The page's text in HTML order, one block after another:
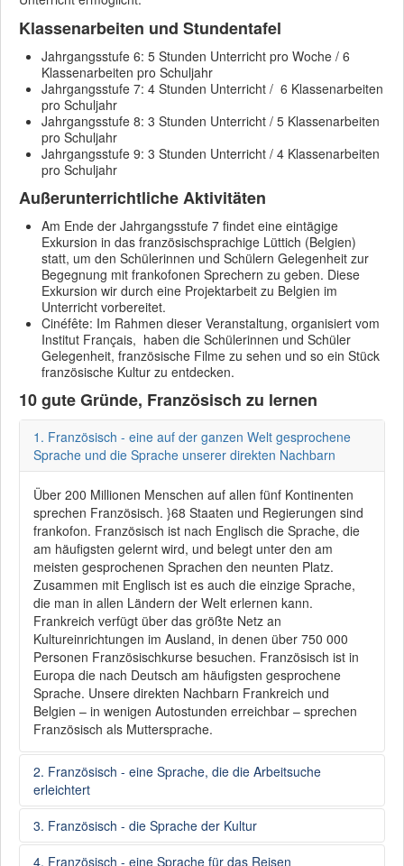
Klassenarbeiten und Stundentafel
Jahrgangsstufe 6: 5 Stunden Unterricht pro Woche / 6
Klassenarbeiten pro Schuljahr
Jahrgangsstufe 7: 4 Stunden Unterricht / 6 Klassenarbeiten
pro Schuljahr
Jahrgangsstufe 8: 3 Stunden Unterricht / 5 Klassenarbeiten
pro Schuljahr
Jahrgangsstufe 9: 3 Stunden Unterricht / 4 Klassenarbeiten
pro Schuljahr
Außerunterrichtliche Aktivitäten
Am Ende der Jahrgangsstufe 7 findet eine eintägige
Exkursion in das französischsprachige Lüttich (Belgien)
statt, um den Schülerinnen und Schülern Gelegenheit zur
Begegnung mit frankofonen Sprechern zu geben. Diese
Exkursion wir durch eine Projektarbeit zu Belgien im
Unterricht vorbereitet.
Cinéfête: Im Rahmen dieser Veranstaltung, organisiert vom
Institut Français, haben die Schülerinnen und Schüler
Gelegenheit, französische Filme zu sehen und so ein Stück
französische Kultur zu entdecken.
10 gute Gründe, Französisch zu lernen
1. Französisch - eine auf der ganzen Welt gesprochene
Sprache und die Sprache unserer direkten Nachbarn
Über 200 Millionen Menschen auf allen fünf Kontinenten
sprechen Französisch. }68 Staaten und Regierungen sind
frankofon. Französisch ist nach Englisch die Sprache, die
am häufigsten gelernt wird, und belegt unter den am
meisten gesprochenen Sprachen den neunten Platz.
Zusammen mit Englisch ist es auch die einzige Sprache,
die man in allen Ländern der Welt erlernen kann.
Frankreich verfügt über das größte Netz an
Kultureinrichtungen im Ausland, in denen über 750 000
Personen Französischkurse besuchen. Französisch ist in
Europa die nach Deutsch am häufigsten gesprochene
Sprache. Unsere direkten Nachbarn Frankreich und
Belgien – in wenigen Autostunden erreichbar – sprechen
Französisch als Muttersprache.
2. Französisch - eine Sprache, die die Arbeitsuche
erleichtert
Wer Englisch und Französisch spricht, erhöht seine
Chancen auf dem internationalen Arbeitsmarkt. Die
3. Französisch - die Sprache der Kultur
4. Französisch - eine Sprache für das Reisen